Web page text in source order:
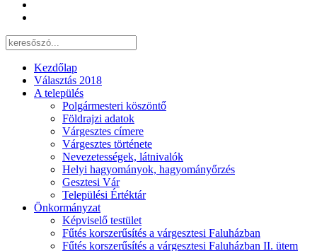
Kezdőlap
Választás 2018
A település
Polgármesteri köszöntő
Földrajzi adatok
Várgesztes címere
Várgesztes története
Nevezetességek, látnivalók
Helyi hagyományok, hagyományőrzés
Gesztesi Vár
Települési Értéktár
Önkormányzat
Képviselő testület
Fűtés korszerűsítés a várgesztesi Faluházban
Fűtés korszerűsítés a várgesztesi Faluházban II. ütem